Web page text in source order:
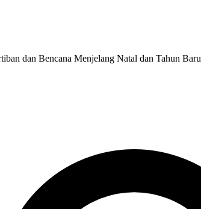
dan Bencana Menjelang Natal dan Tahun Baru